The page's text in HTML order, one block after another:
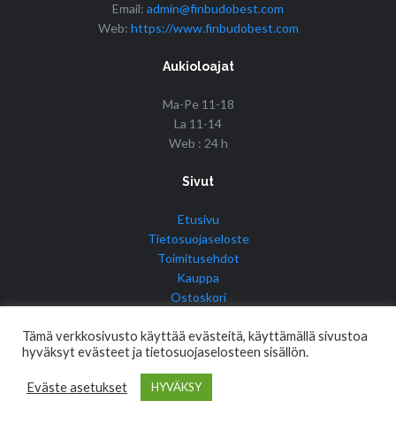
Email: admin@finbudobest.com
Web: https://www.finbudobest.com
Aukioloajat
Ma-Pe 11-18
La 11-14
Web : 24 h
Sivut
Etusivu
Tietosuojaseloste
Toimitusehdot
Kauppa
Ostoskori
© Copyright 2017 Fin Budo Best | Golden Tiger
Tämä verkkosivusto käyttää evästeitä, käyttämällä sivustoa
hyväksyt evästeet ja tietosuojaselosteen sisällön.
Eväste asetukset HYVÄKSY